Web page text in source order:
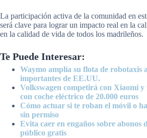
La participación activa de la comunidad en
será clave para lograr un impacto real en la
en la calidad de vida de todos los madrileños.
Te Puede Interesar:
Waymo amplía su flota de robotaxis
importantes de EE.UU.
Volkswagen competirá con Xiaomi y
con coche eléctrico de 20.000 euros
Cómo actuar si te roban el móvil o
sin permiso
Evita caer en engaños sobre abonos
público gratis